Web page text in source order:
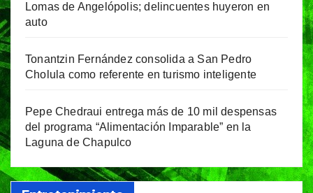
Lomas de Angelópolis; delincuentes huyeron en
auto
Tonantzin Fernández consolida a San Pedro
Cholula como referente en turismo inteligente
Pepe Chedraui entrega más de 10 mil despensas
del programa “Alimentación Imparable” en la
Laguna de Chapulco